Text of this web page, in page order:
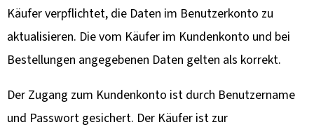
Käufer verpflichtet, die Daten im Benutzerkonto zu
aktualisieren. Die vom Käufer im Kundenkonto und bei
Bestellungen angegebenen Daten gelten als korrekt.
Der Zugang zum Kundenkonto ist durch Benutzername
und Passwort gesichert. Der Käufer ist zur